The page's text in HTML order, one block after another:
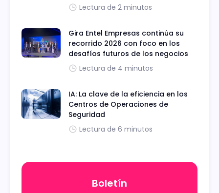
Lectura de 2 minutos
Gira Entel Empresas continúa su
recorrido 2026 con foco en los
desafíos futuros de los negocios
Lectura de 4 minutos
IA: La clave de la eficiencia en los
Centros de Operaciones de
Seguridad
Lectura de 6 minutos
Boletín